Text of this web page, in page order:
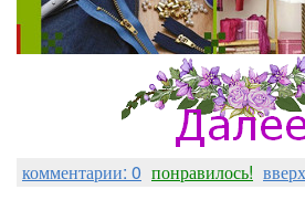
комментарии: 0 понравилось!